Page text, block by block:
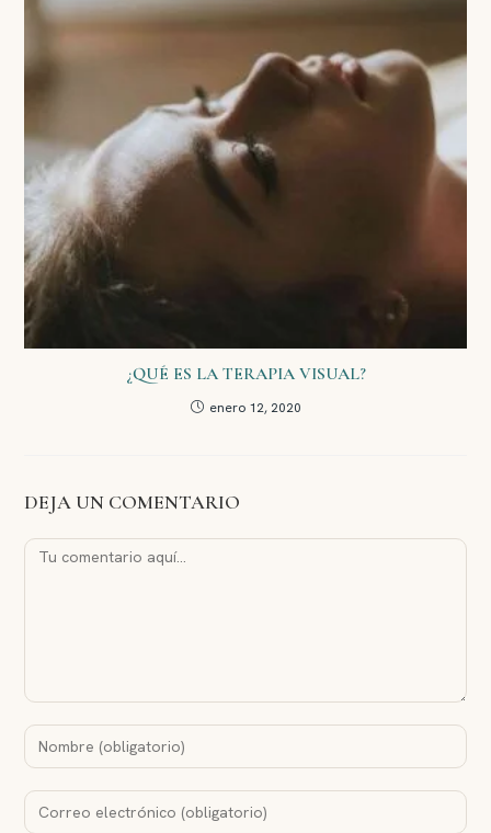
¿QUÉ ES LA TERAPIA VISUAL?
enero 12, 2020
DEJA UN COMENTARIO